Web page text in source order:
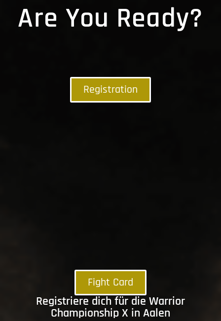
Are You Ready?
Registration
Fight Card
Registriere dich für die Warrior
Championship X in Aalen